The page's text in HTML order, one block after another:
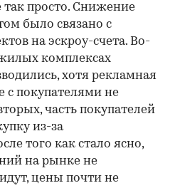
просто. Снижение
было связано с
на эскроу-счета. Во-
комплексах
хотя рекламная
с покупателями не
часть покупателей
из-за
того как стало ясно,
на рынке не
цены почти не